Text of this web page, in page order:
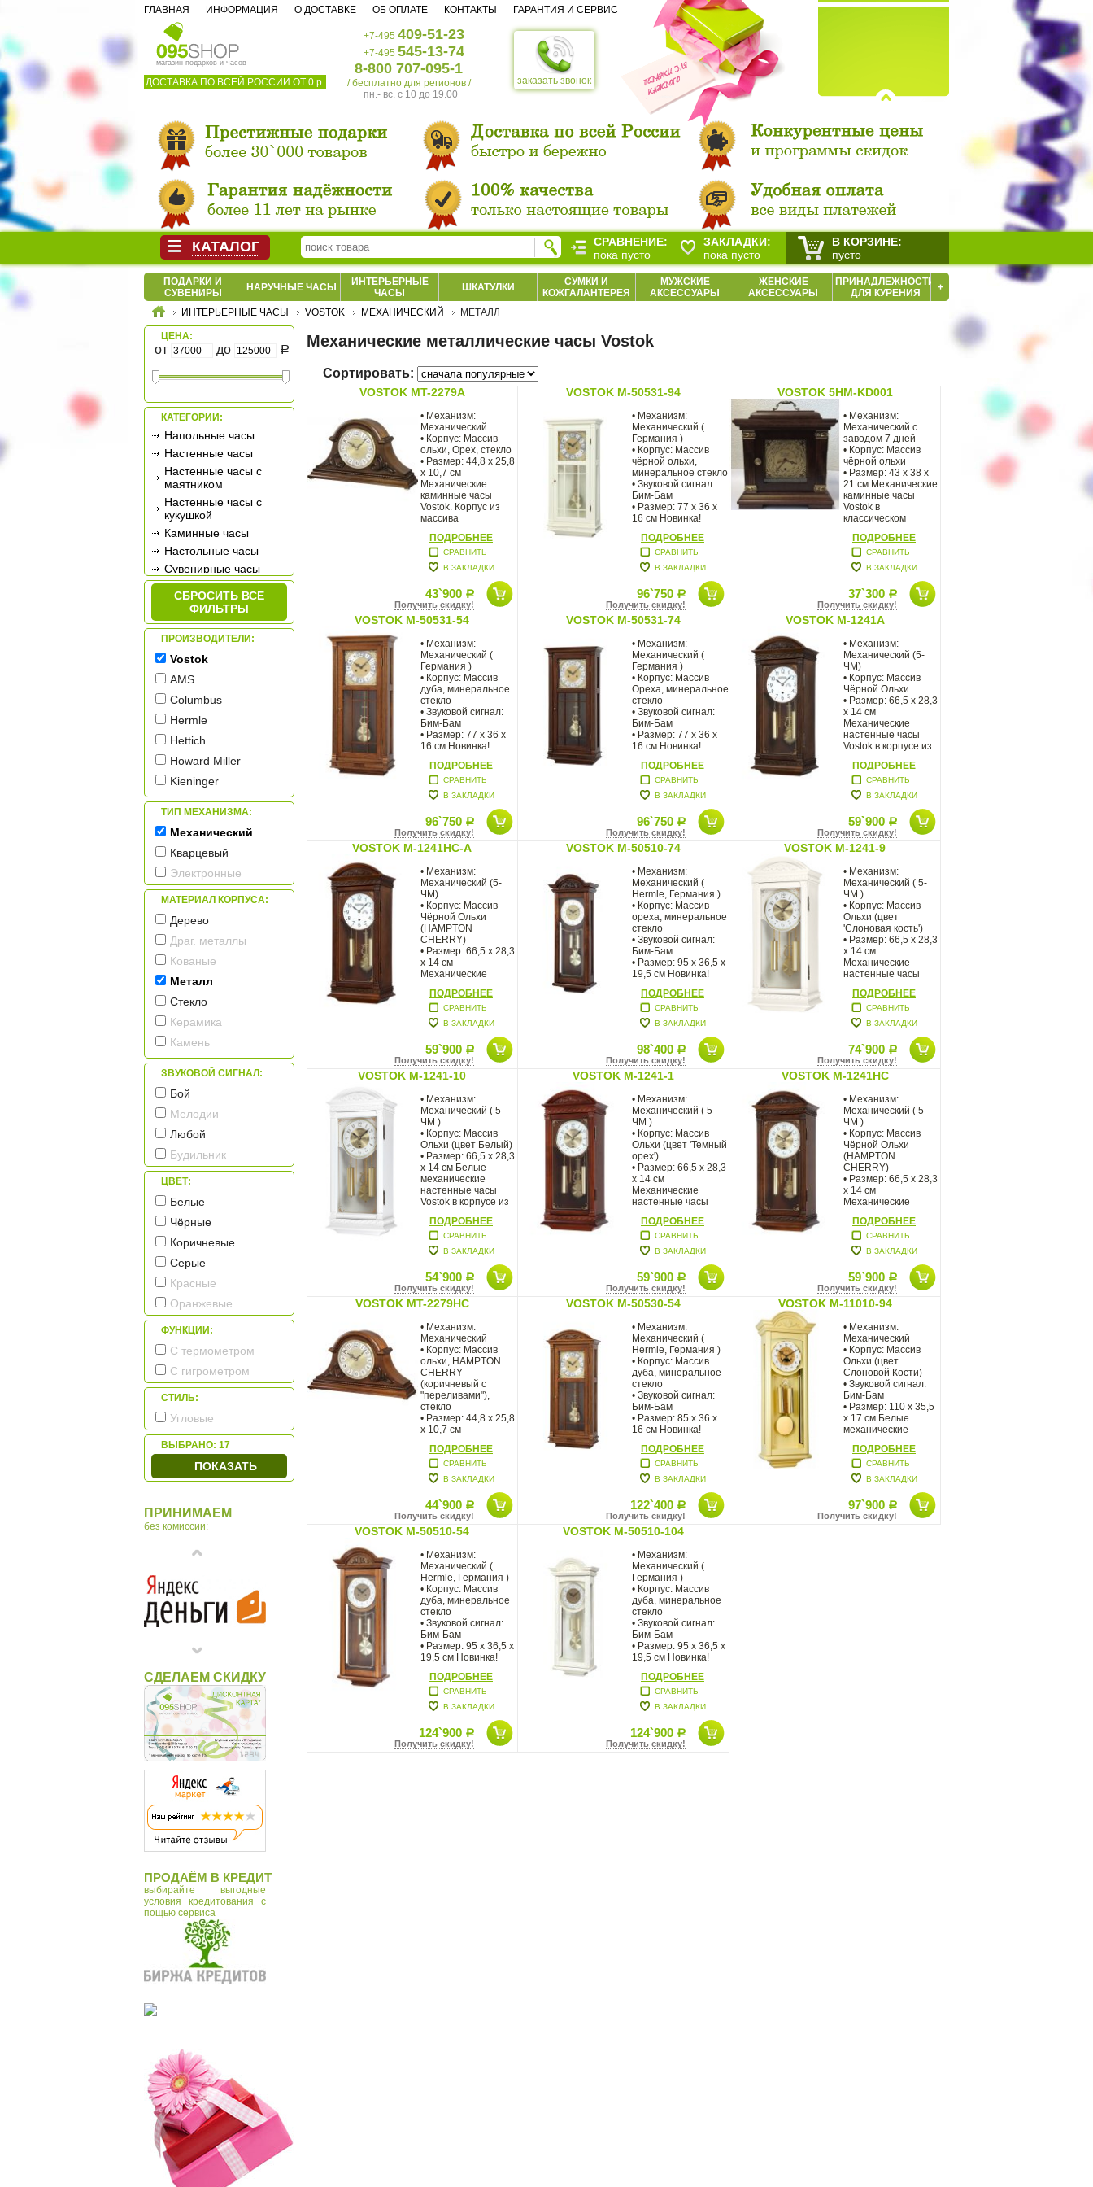
магазин подарков и часов
ДОСТАВКА ПО ВСЕЙ РОССИИ ОТ 0 р. заказать звонок
+7-495 409-51-23
+7-495 545-13-74
8-800 707-095-1
/ бесплатно для регионов /
пн.- вс. c 10 до 19.00
ГЛАВНАЯ ИНФОРМАЦИЯ О ДОСТАВКЕ ОБ ОПЛАТЕ КОНТАКТЫ ГАРАНТИЯ И СЕРВИС
ПОДАРКИ И
СУВЕНИРЫ
НАРУЧНЫЕ ЧАСЫ
ИНТЕРЬЕРНЫЕ
ЧАСЫ
ШКАТУЛКИ
СУМКИ И
КОЖГАЛАНТЕРЕЯ
МУЖСКИЕ
АКСЕССУАРЫ
ЖЕНСКИЕ
АКСЕССУАРЫ
ПРИНАДЛЕЖНОСТИ
ДЛЯ КУРЕНИЯ
+
ИНТЕРЬЕРНЫЕ ЧАСЫ VOSTOK МЕХАНИЧЕСКИЙ МЕТАЛЛ
ЦЕНА:
от до Р
КАТЕГОРИИ:
Напольные часы
Настенные часы
Настенные часы с
маятником
Настенные часы с
кукушкой
Каминные часы
Настольные часы
Сувенирные часы
Будильники
Метеостанции
СБРОСИТЬ ВСЕ
ФИЛЬТРЫ
ПРОИЗВОДИТЕЛИ:
Vostok
AMS
Columbus
Hermle
Hettich
Howard Miller
Kieninger
LEFF
Tomas Stern
СМИЧ
ТИП МЕХАНИЗМА:
Механический
Кварцевый
Электронные
МАТЕРИАЛ КОРПУСА:
Дерево
Драг. металлы
Кованые
Металл
Стекло
Керамика
Камень
Пластик
ЗВУКОВОЙ СИГНАЛ:
Бой
Мелодии
Любой
Будильник
ЦВЕТ:
Белые
Чёрные
Коричневые
Серые
Красные
Оранжевые
ФУНКЦИИ:
С термометром
С гигрометром
СТИЛЬ:
Угловые
ВЫБРАНО: 17
ПОКАЗАТЬ
ПРИНИМАЕМ
без комиссии:
СДЕЛАЕМ СКИДКУ
ПРОДАЁМ В КРЕДИТ
выбирайте выгодные
условия кредитования с
пощью сервиса
Механические металлические часы Vostok
Сортировать:
VOSTOK MT-2279A
• Механизм:
Механический
• Корпус: Массив
ольхи, Орех, стекло
• Размер: 44,8 х 25,8
х 10,7 см
Механические
каминные часы
Vostok. Корпус из
массива
ПОДРОБНЕЕ
СРАВНИТЬ
В ЗАКЛАДКИ
43`900 Р
Получить скидку!
VOSTOK M-50531-94
• Механизм:
Механический (
Германия )
• Корпус: Массив
чёрной ольхи,
минеральное стекло
• Звуковой сигнал:
Бим-Бам
• Размер: 77 х 36 х
16 см Новинка!
ПОДРОБНЕЕ
СРАВНИТЬ
В ЗАКЛАДКИ
96`750 Р
Получить скидку!
VOSTOK 5HM-KD001
• Механизм:
Механический с
заводом 7 дней
• Корпус: Массив
чёрной ольхи
• Размер: 43 х 38 х
21 см Механические
каминные часы
Vostok в
классическом
ПОДРОБНЕЕ
СРАВНИТЬ
В ЗАКЛАДКИ
37`300 Р
Получить скидку!
VOSTOK M-50531-54
• Механизм:
Механический (
Германия )
• Корпус: Массив
дуба, минеральное
стекло
• Звуковой сигнал:
Бим-Бам
• Размер: 77 х 36 х
16 см Новинка!
ПОДРОБНЕЕ
СРАВНИТЬ
В ЗАКЛАДКИ
96`750 Р
Получить скидку!
VOSTOK M-50531-74
• Механизм:
Механический (
Германия )
• Корпус: Массив
Ореха, минеральное
стекло
• Звуковой сигнал:
Бим-Бам
• Размер: 77 х 36 х
16 см Новинка!
ПОДРОБНЕЕ
СРАВНИТЬ
В ЗАКЛАДКИ
96`750 Р
Получить скидку!
VOSTOK M-1241A
• Механизм:
Механический (5-
ЧМ)
• Корпус: Массив
Чёрной Ольхи
• Размер: 66,5 х 28,3
х 14 см
Механические
настенные часы
Vostok в корпусе из
натурального
ПОДРОБНЕЕ
СРАВНИТЬ
В ЗАКЛАДКИ
59`900 Р
Получить скидку!
VOSTOK M-1241HC-A
• Механизм:
Механический (5-
ЧМ)
• Корпус: Массив
Чёрной Ольхи
(HAMPTON
CHERRY)
• Размер: 66,5 х 28,3
х 14 см
Механические
Vostok в корпусе из
массива
натурального
ПОДРОБНЕЕ
СРАВНИТЬ
В ЗАКЛАДКИ
59`900 Р
Получить скидку!
VOSTOK M-50510-74
• Механизм:
Механический (
Hermle, Германия )
• Корпус: Массив
ореха, минеральное
стекло
• Звуковой сигнал:
Бим-Бам
• Размер: 95 х 36,5 х
19,5 см Новинка!
ПОДРОБНЕЕ
СРАВНИТЬ
В ЗАКЛАДКИ
98`400 Р
Получить скидку!
VOSTOK M-1241-9
• Механизм:
Механический ( 5-
ЧМ )
• Корпус: Массив
Ольхи (цвет
'Слоновая кость')
• Размер: 66,5 х 28,3
х 14 см
Механические
настенные часы
массива
ПОДРОБНЕЕ
СРАВНИТЬ
В ЗАКЛАДКИ
74`900 Р
Получить скидку!
VOSTOK M-1241-10
• Механизм:
Механический ( 5-
ЧМ )
• Корпус: Массив
Ольхи (цвет Белый)
• Размер: 66,5 х 28,3
х 14 см Белые
механические
настенные часы
Vostok в корпусе из
ПОДРОБНЕЕ
СРАВНИТЬ
В ЗАКЛАДКИ
54`900 Р
Получить скидку!
VOSTOK M-1241-1
• Механизм:
Механический ( 5-
ЧМ )
• Корпус: Массив
Ольхи (цвет 'Темный
орех')
• Размер: 66,5 х 28,3
х 14 см
Механические
настенные часы
массива
ПОДРОБНЕЕ
СРАВНИТЬ
В ЗАКЛАДКИ
59`900 Р
Получить скидку!
VOSTOK M-1241HC
• Механизм:
Механический ( 5-
ЧМ )
• Корпус: Массив
Чёрной Ольхи
(HAMPTON
CHERRY)
• Размер: 66,5 х 28,3
х 14 см
Механические
Vostok в корпусе из
массива
ПОДРОБНЕЕ
СРАВНИТЬ
В ЗАКЛАДКИ
59`900 Р
Получить скидку!
VOSTOK MT-2279HC
• Механизм:
Механический
• Корпус: Массив
ольхи, HAMPTON
CHERRY
(коричневый с
"переливами"),
стекло
• Размер: 44,8 х 25,8
х 10,7 см
каминные часы
Vostok.
ПОДРОБНЕЕ
СРАВНИТЬ
В ЗАКЛАДКИ
44`900 Р
Получить скидку!
VOSTOK M-50530-54
• Механизм:
Механический (
Hermle, Германия )
• Корпус: Массив
дуба, минеральное
стекло
• Звуковой сигнал:
Бим-Бам
• Размер: 85 х 36 х
16 см Новинка!
ПОДРОБНЕЕ
СРАВНИТЬ
В ЗАКЛАДКИ
122`400 Р
Получить скидку!
VOSTOK M-11010-94
• Механизм:
Механический
• Корпус: Массив
Ольхи (цвет
Слоновой Кости)
• Звуковой сигнал:
Бим-Бам
• Размер: 110 х 35,5
х 17 см Белые
механические
ПОДРОБНЕЕ
СРАВНИТЬ
В ЗАКЛАДКИ
97`900 Р
Получить скидку!
VOSTOK M-50510-54
• Механизм:
Механический (
Hermle, Германия )
• Корпус: Массив
дуба, минеральное
стекло
• Звуковой сигнал:
Бим-Бам
• Размер: 95 х 36,5 х
19,5 см Новинка!
ПОДРОБНЕЕ
СРАВНИТЬ
В ЗАКЛАДКИ
124`900 Р
Получить скидку!
VOSTOK M-50510-104
• Механизм:
Механический (
Германия )
• Корпус: Массив
дуба, минеральное
стекло
• Звуковой сигнал:
Бим-Бам
• Размер: 95 х 36,5 х
19,5 см Новинка!
ПОДРОБНЕЕ
СРАВНИТЬ
В ЗАКЛАДКИ
124`900 Р
Получить скидку!
КАТАЛОГ
СРАВНЕНИЕ:
пока пусто
ЗАКЛАДКИ:
пока пусто
В КОРЗИНЕ:
пусто